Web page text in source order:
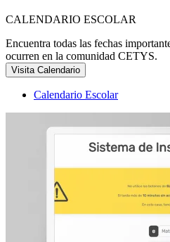
CALENDARIO ESCOLAR
Encuentra todas las fechas
ocurren en la comunidad CETYS.
Visita Calendario
Calendario Escolar